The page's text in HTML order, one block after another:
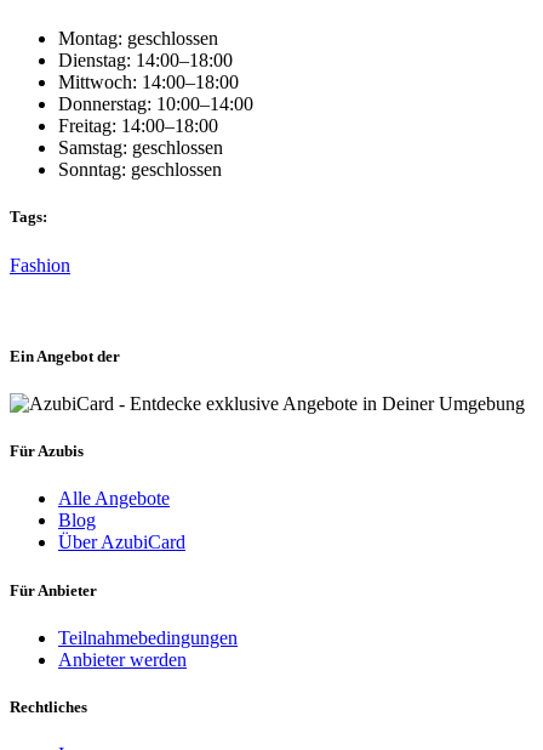
Montag: geschlossen
Dienstag: 14:00–18:00
Mittwoch: 14:00–18:00
Donnerstag: 10:00–14:00
Freitag: 14:00–18:00
Samstag: geschlossen
Sonntag: geschlossen
Tags:
Fashion
Ein Angebot der
Für Azubis
Alle Angebote
Blog
Über AzubiCard
Für Anbieter
Teilnahmebedingungen
Anbieter werden
Rechtliches